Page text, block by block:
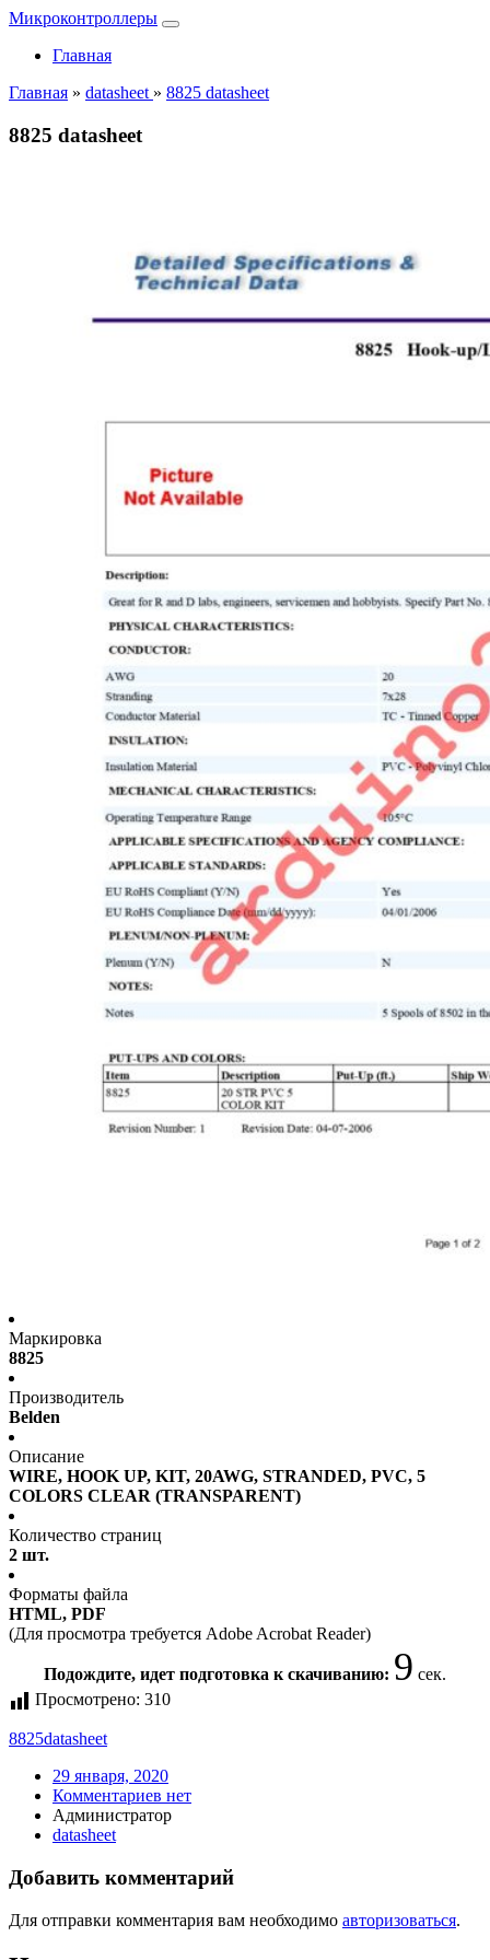
Микроконтроллеры
Главная
Главная » datasheet » 8825 datasheet
8825 datasheet
Маркировка
8825
Производитель
Belden
Описание
WIRE, HOOK UP, KIT, 20AWG, STRANDED, PVC, 5
COLORS CLEAR (TRANSPARENT)
Количество страниц
2 шт.
Форматы файла
HTML, PDF
(Для просмотра требуется Adobe Acrobat Reader)
Подождите, идет подготовка к скачиванию: 9 сек.
Просмотрено: 310
8825datasheet
29 января, 2020
Комментариев нет
Администратор
datasheet
Добавить комментарий
Для отправки комментария вам необходимо авторизоваться.